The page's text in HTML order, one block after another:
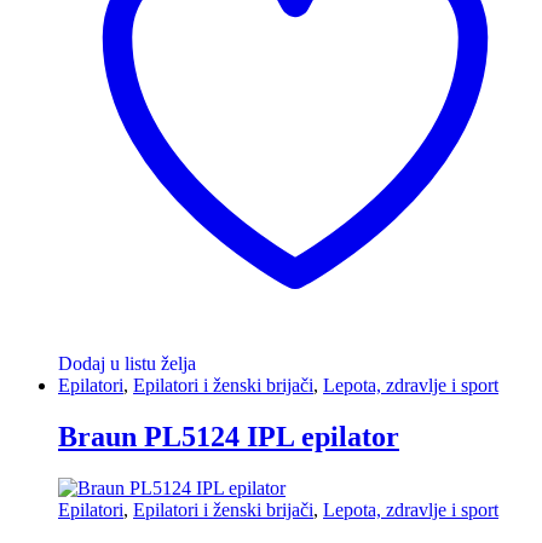
Dodaj u listu želja
Epilatori, Epilatori i ženski brijači, Lepota, zdravlje i sport
Braun PL5124 IPL epilator
Epilatori, Epilatori i ženski brijači, Lepota, zdravlje i sport